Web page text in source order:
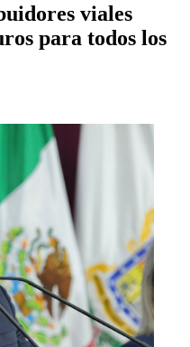
viales
para todos los